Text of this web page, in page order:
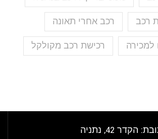
רכב רכב אחרי תאונה
למכירה רכישת רכב מקולקל
הקדר 42, נתניה